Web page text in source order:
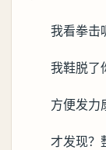
我看拳击
我鞋脱了
方便发力
才发现？